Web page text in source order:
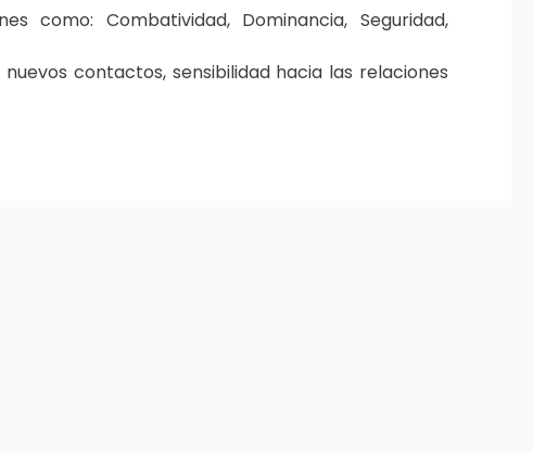
como: Combatividad, Dominancia, Seguridad,
contactos, sensibilidad hacia las relaciones